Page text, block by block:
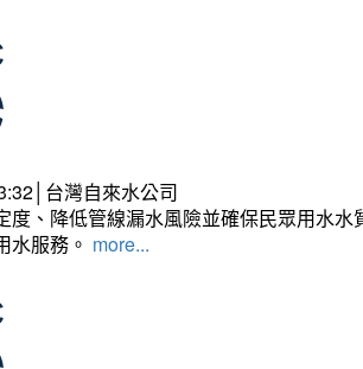
台灣自來水公司
度、降低管線漏水風險並確保民眾用水
水服務。 more...